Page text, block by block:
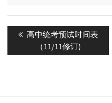
navigation
Previous
post:
高中统考预试时间表
（11/11修订)